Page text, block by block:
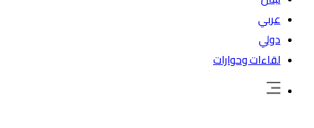
عربي
دولي
لقاءات وحوارات